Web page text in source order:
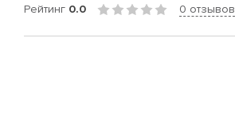
Рейтинг 0.0 0 отзывов